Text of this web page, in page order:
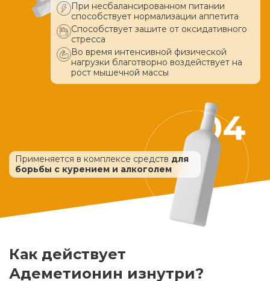
При несбалансированном питании
способствует нормализации аппетита
Способствует зашите от оксидативного
стресса
Во время интенсивной физической
нагрузки благотворно воздействует на
рост мышечной массы
Применяется в комплексе средств для
борьбы с курением и алкоголем
Как действует
Адеметионин изнутри?